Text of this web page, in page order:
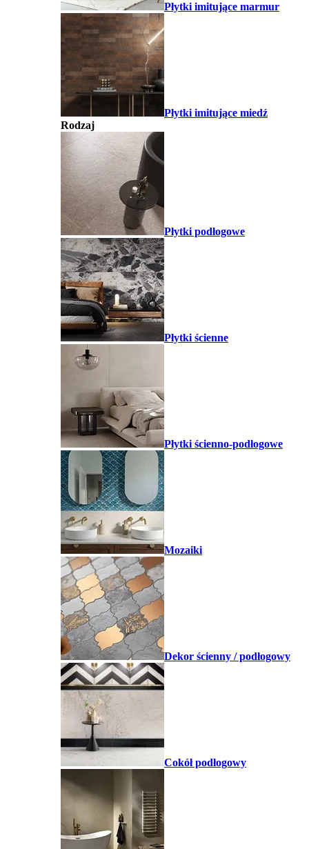
Płytki imitujące marmur
Płytki imitujące miedź
Rodzaj
Płytki podłogowe
Płytki ścienne
Płytki ścienno-podłogowe
Mozaiki
Dekor ścienny / podłogowy
Cokół podłogowy